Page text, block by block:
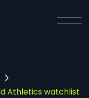
Athletics watchlist